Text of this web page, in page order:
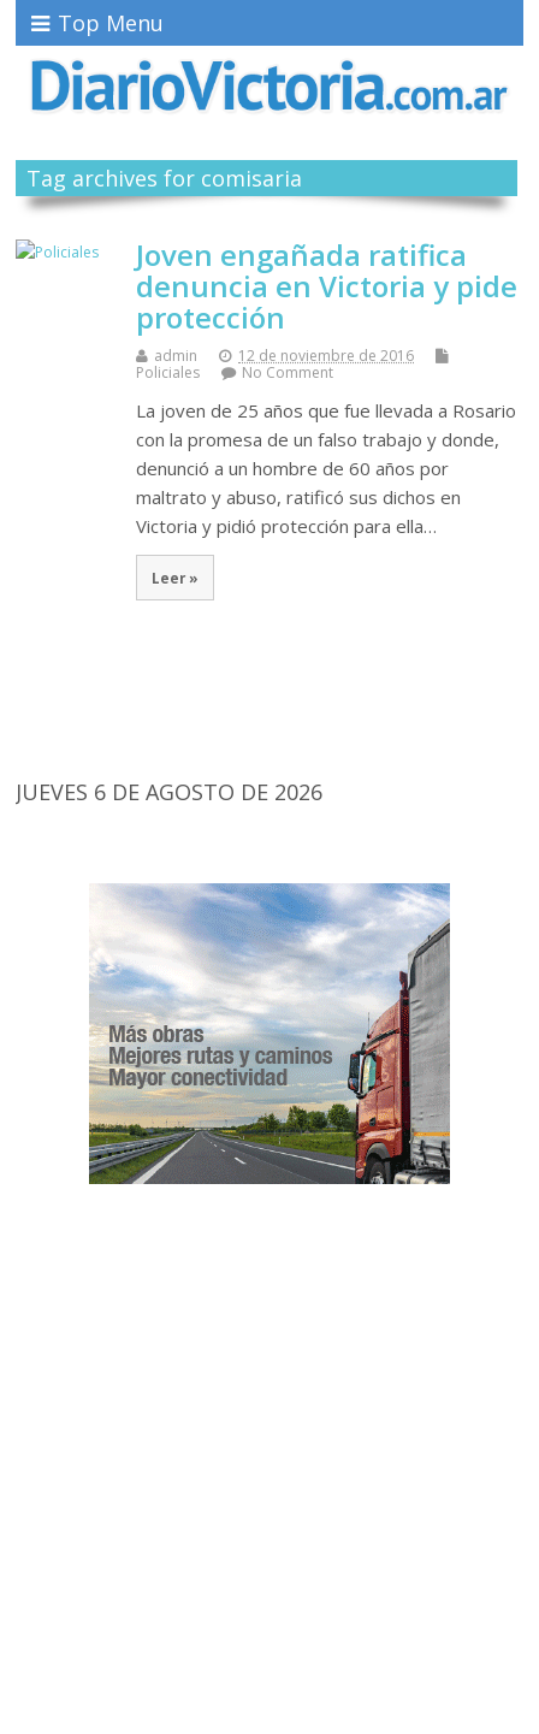
Top Menu
Tag archives for comisaria
Joven engañada ratifica
denuncia en Victoria y pide
protección
admin
12 de noviembre de 2016
Policiales
No Comment
La joven de 25 años que fue llevada a Rosario
con la promesa de un falso trabajo y donde,
denunció a un hombre de 60 años por
maltrato y abuso, ratificó sus dichos en
Victoria y pidió protección para ella…
Leer »
JUEVES 6 DE AGOSTO DE 2026